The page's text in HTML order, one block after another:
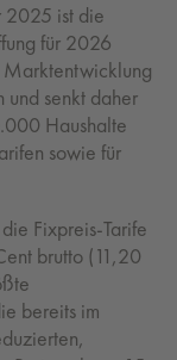
2025 ist die
für 2026
senkt daher
Haushalte
sowie für
Fixpreis-Tarife
brutto (11,20
bereits im